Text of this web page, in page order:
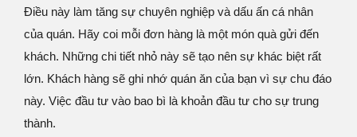
Điều này làm tăng sự chuyên nghiệp và dấu ấn cá nhân
của quán. Hãy coi mỗi đơn hàng là một món quà gửi đến
khách. Những chi tiết nhỏ này sẽ tạo nên sự khác biệt rất
lớn. Khách hàng sẽ ghi nhớ quán ăn của bạn vì sự chu đáo
này. Việc đầu tư vào bao bì là khoản đầu tư cho sự trung
thành.